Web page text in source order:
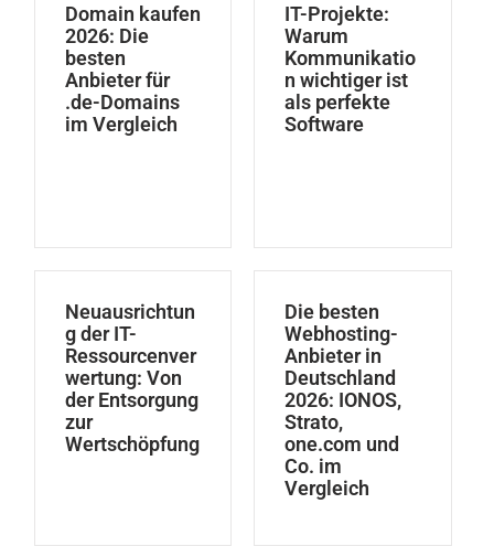
Domain kaufen
2026: Die
besten
Anbieter für
.de-Domains
im Vergleich
IT-Projekte:
Warum
Kommunikatio
n wichtiger ist
als perfekte
Software
Neuausrichtun
g der IT-
Ressourcenver
wertung: Von
der Entsorgung
zur
Wertschöpfung
Die besten
Webhosting-
Anbieter in
Deutschland
2026: IONOS,
Strato,
one.com und
Co. im
Vergleich